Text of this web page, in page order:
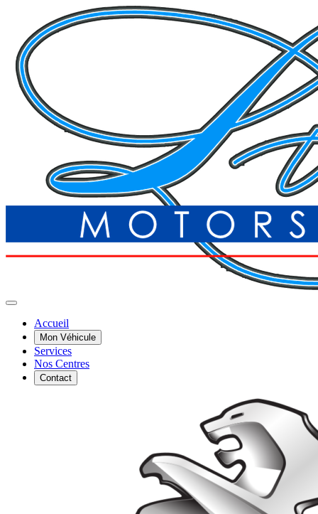
Accueil
Mon Véhicule
Services
Nos Centres
Contact